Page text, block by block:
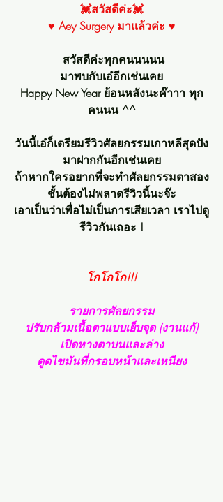
💓สวัสดีค่ะ💓
♥ Aey Surgery มาแล้วค่ะ ♥
สวัสดีค่ะทุกคนนนนน
มาพบกับเอ๋อีกเช่นเคย
Happy New Year ย้อนหลังนะค๊าาา ทุก
คนนน ^^
วันนี้เอ๋ก็เตรียมรีวิวศัลยกรรมเกาหลีสุดปัง
มาฝากกันอีกเช่นเคย
ถ้าหากใครอยากที่จะทำศัลยกรรมตาสอง
ชั้นต้องไม่พลาดรีวิวนี้นะจ๊ะ
เอาเป็นว่าเพื่อไม่เป็นการเสียเวลา เราไปดู
รีวิวกันเถอะ !
โกโกโก!!!
รายการศัลยกรรม
ปรับกล้ามเนื้อตาแบบเย็บจุด (งานแก้)
เปิดหางตาบนและล่าง
ดูดไขมันที่กรอบหน้าและเหนียง